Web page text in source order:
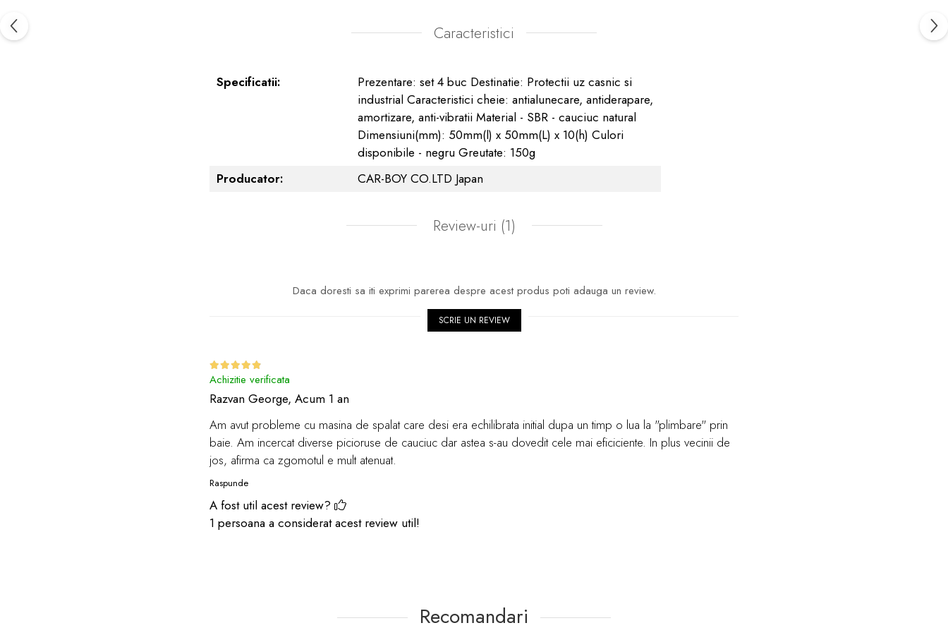
Caracteristici
Specificatii:
Prezentare: set 4 buc Destinatie: Protectii uz casnic si
industrial Caracteristici cheie: antialunecare, antiderapare,
amortizare, anti-vibratii Material - SBR - cauciuc natural
Dimensiuni(mm): 50mm(l) x 50mm(L) x 10(h) Culori
disponibile - negru Greutate: 150g
Producator:
CAR-BOY CO.LTD Japan
Review-uri (1)
Daca doresti sa iti exprimi parerea despre acest produs poti adauga un review.
SCRIE UN REVIEW
Achizitie verificata
Razvan George, Acum 1 an
Am avut probleme cu masina de spalat care desi era echilibrata initial dupa un timp o lua la "plimbare" prin
baie. Am incercat diverse picioruse de cauciuc dar astea s-au dovedit cele mai eficiciente. In plus vecinii de
jos, afirma ca zgomotul e mult atenuat.
Raspunde
A fost util acest review?
1 persoana a considerat acest review util!
Recomandari